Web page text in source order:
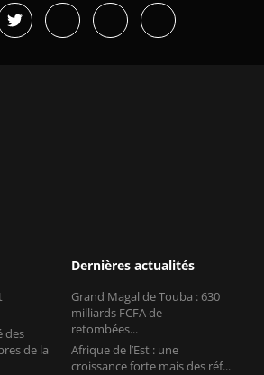
des
de la
Dernières actualités
Grand Magal de Touba : 630
milliards FCFA de
retombées...
Afrique de l’Est : une
croissance forte mais des réf...